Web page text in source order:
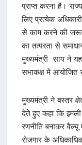
प्राप्त करना है।
लिए प्रत्येक
से काम करने की
का तत्परता से
मुख्यमंत्री साय ने
सभाकक्ष में आयोजित
मुख्यमंत्री ने बस्तर
देते हुए कहा कि
रणनीति बनाकर
रोजगार के